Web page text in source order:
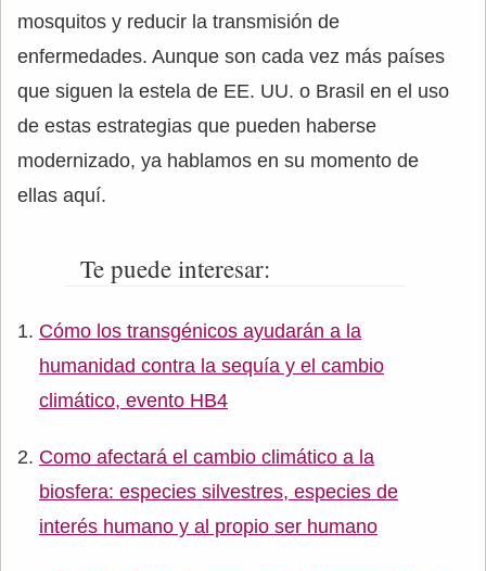
mosquitos y reducir la transmisión de
enfermedades. Aunque son cada vez más países
que siguen la estela de EE. UU. o Brasil en el uso
de estas estrategias que pueden haberse
modernizado, ya hablamos en su momento de
ellas aquí.
Te puede interesar:
Cómo los transgénicos ayudarán a la
humanidad contra la sequía y el cambio
climático, evento HB4
Como afectará el cambio climático a la
biosfera: especies silvestres, especies de
interés humano y al propio ser humano